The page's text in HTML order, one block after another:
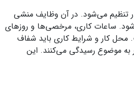
تنظیم می‌شود. در آن وظایف منشی
ساعات کاری، مرخصی‌ها و روزهای
محل کار و شرایط کاری باید شفاف
به موضوع رسیدگی می‌کنند. این